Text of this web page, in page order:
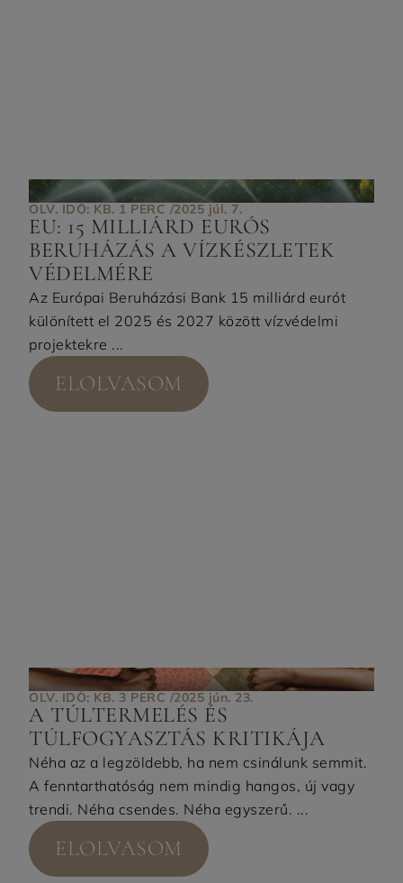
OLV. IDŐ: KB. 1 PERC /2025 júl. 7.
EU: 15 MILLIÁRD EURÓS
BERUHÁZÁS A VÍZKÉSZLETEK
VÉDELMÉRE
Az Európai Beruházási Bank 15 milliárd eurót
különített el 2025 és 2027 között vízvédelmi
projektekre ...
ELOLVASOM
OLV. IDŐ: KB. 3 PERC /2025 jún. 23.
A TÚLTERMELÉS ÉS
TÚLFOGYASZTÁS KRITIKÁJA
Néha az a legzöldebb, ha nem csinálunk semmit.
A fenntarthatóság nem mindig hangos, új vagy
trendi. Néha csendes. Néha egyszerű. ...
ELOLVASOM